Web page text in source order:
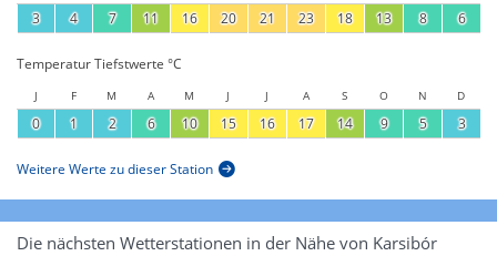
3 4 7 11 16 20 21 23 18 13 8 6
Temperatur Tiefstwerte °C
J F M A M J J A S O N D
0 1 2 6 10 15 16 17 14 9 5 3
Weitere Werte zu dieser Station
Die nächsten Wetterstationen in der Nähe von Karsibór